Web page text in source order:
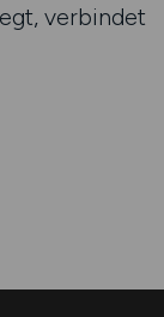
verbindet